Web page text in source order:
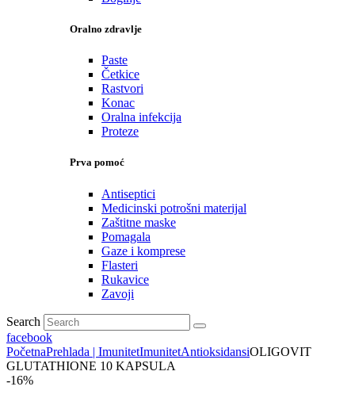
Oralno zdravlje
Paste
Četkice
Rastvori
Konac
Oralna infekcija
Proteze
Prva pomoć
Antiseptici
Medicinski potrošni materijal
Zaštitne maske
Pomagala
Gaze i komprese
Flasteri
Rukavice
Zavoji
Search
facebook
PočetnaPrehlada | ImunitetImunitetAntioksidansiOLIGOVIT
GLUTATHIONE 10 KAPSULA
-16%